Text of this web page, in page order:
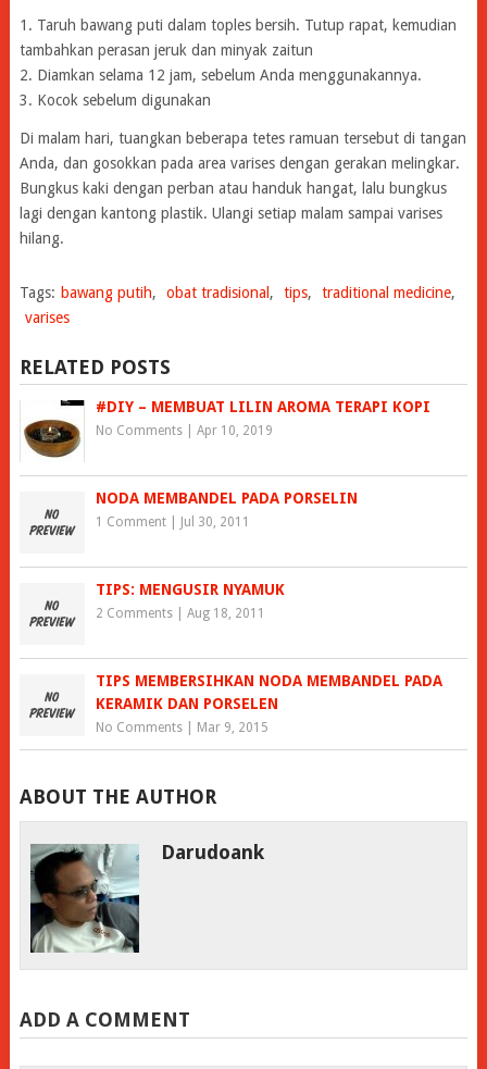
1. Taruh bawang puti dalam toples bersih. Tutup rapat, kemudian
tambahkan perasan jeruk dan minyak zaitun
2. Diamkan selama 12 jam, sebelum Anda menggunakannya.
3. Kocok sebelum digunakan
Di malam hari, tuangkan beberapa tetes ramuan tersebut di tangan
Anda, dan gosokkan pada area varises dengan gerakan melingkar.
Bungkus kaki dengan perban atau handuk hangat, lalu bungkus
lagi dengan kantong plastik. Ulangi setiap malam sampai varises
hilang.
Tags: bawang putih, obat tradisional , tips, traditional medicine,
varises
RELATED POSTS
#DIY – MEMBUAT LILIN AROMA TERAPI KOPI
No Comments| Apr 10, 2019
NODA MEMBANDEL PADA PORSELIN
1 Comment| Jul 30, 2011
TIPS: MENGUSIR NYAMUK
2 Comments| Aug 18, 2011
TIPS MEMBERSIHKAN NODA MEMBANDEL PADA
KERAMIK DAN PORSELEN
No Comments| Mar 9, 2015
ABOUT THE AUTHOR
Darudoank
ADD A COMMENT